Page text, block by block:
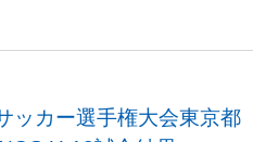
ッカー選手権大会東京都